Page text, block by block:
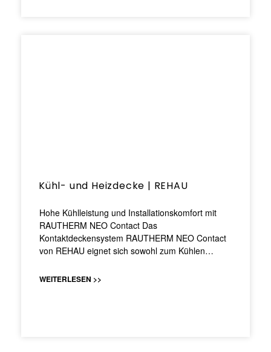
Kühl- und Heizdecke | REHAU
Hohe Kühlleistung und Installationskomfort mit
RAUTHERM NEO Contact Das
Kontaktdeckensystem RAUTHERM NEO Contact
von REHAU eignet sich sowohl zum Kühlen…
WEITERLESEN >>